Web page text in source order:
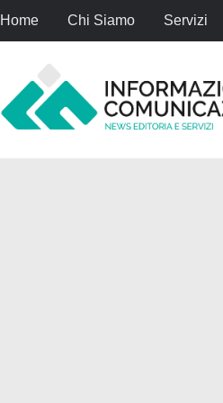
Home Chi Siamo Servizi